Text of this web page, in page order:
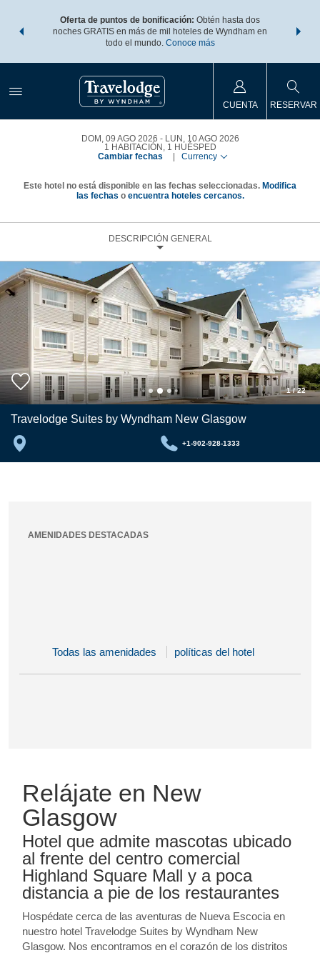
Oferta de puntos de bonificación:Obtén hasta dos
noches GRATIS en más de mil hoteles de Wyndham en
todo el mundo. Conoce más
de viaje
CUENTA RESERVAR
DOM, 09 AGO 2026
LUN, 10 AGO 2026
1 HABITACIÓN , 1 HUÉSPED
Cambiar fechas
Currency
Este hotel no está disponible en las fechas seleccionadas. Modifica
las fechas o encuentra hoteles cercanos.
DESCRIPCIÓN GENERAL
1/22
Travelodge Suites by Wyndham New Glasgow
+1-902-928-1333
AMENIDADES DESTACADAS
Todas las amenidades políticas del hotel
Relájate en New
Glasgow
Hotel que admite mascotas ubicado
al frente del centro comercial
Highland Square Mall y a poca
distancia a pie de los restaurantes
Hospédate cerca de las aventuras de Nueva Escocia en
nuestro hotel Travelodge Suites by Wyndham New
Glasgow. Nos encontramos en el corazón de los distritos